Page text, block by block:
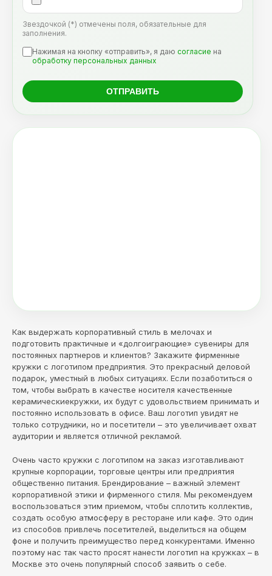
Звездочкой (*) отмечены поля, обязательные для
заполнения.
Нажимая на кнопку «отправить», я даю согласие на
обработку персональных данных
Как выдержать корпоративный стиль в мелочах и
подготовить практичные и «долгоиграющие» сувениры для
постоянных партнеров и клиентов? Закажите фирменные
кружки с логотипом предприятия. Это прекрасный деловой
подарок, уместный в любых ситуациях. Если позаботиться о
том, чтобы выбрать в качестве носителя качественные
керамическиекружки, их будут с удовольствием принимать и
постоянно использовать в офисе. Ваш логотип увидят не
только сотрудники, но и посетители – это увеличивает охват
аудитории и является отличной рекламой.
Очень часто кружки с логотипом на заказ изготавливают
крупные корпорации, торговые центры или предприятия
общественно питания. Брендирование – важный элемент
корпоративной этики и фирменного стиля. Мы рекомендуем
воспользоваться этим приемом, чтобы сплотить коллектив,
создать особую атмосферу в ресторане или кафе. Это один
из способов привлечь посетителей, выделиться на общем
фоне и получить преимущество перед конкурентами. Именно
поэтому нас так часто просят нанести логотип на кружках – в
Москве это очень популярный способ заявить о себе.